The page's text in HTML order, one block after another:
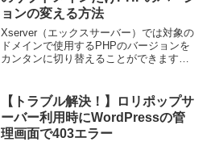
ョンの変える方法
Xserver（エックスサーバー）では対象の
ドメインで使用するPHPのバージョンを
カンタンに切り替えることができます。
切り替えができるのはドメイン単位にな
ってしまい、特定のサ...
【トラブル解決！】ロリポップサ
ーバー利用時にWordPressの管
理画面で403エラー